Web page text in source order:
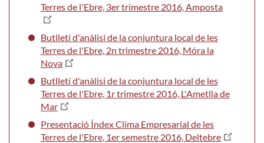
Terres de l'Ebre, 3er trimestre 2016, Amposta
Butlletí d'anàlisi de la conjuntura local de les
Terres de l'Ebre, 2n trimestre 2016, Móra la
Nova
Butlletí d'anàlisi de la conjuntura local de les
Terres de l'Ebre, 1r trimestre 2016, L'Ametlla de
Mar
Presentació Índex Clima Empresarial de les
Terres de l'Ebre, 1er semestre 2016, Deltebre